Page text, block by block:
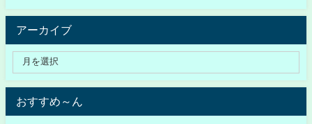
アーカイブ
おすすめ～ん